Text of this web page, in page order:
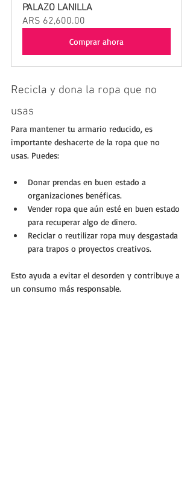
PALAZO LANILLA
ARS 62,600.00
Comprar ahora
Recicla y dona la ropa que no
usas
Para mantener tu armario reducido, es
importante deshacerte de la ropa que no
usas. Puedes:
Donar prendas en buen estado a
organizaciones benéficas.
Vender ropa que aún esté en buen estado
para recuperar algo de dinero.
Reciclar o reutilizar ropa muy desgastada
para trapos o proyectos creativos.
Esto ayuda a evitar el desorden y contribuye a
un consumo más responsable.